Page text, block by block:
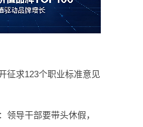
征求123个职业标准意见
领导干部要带头休假，